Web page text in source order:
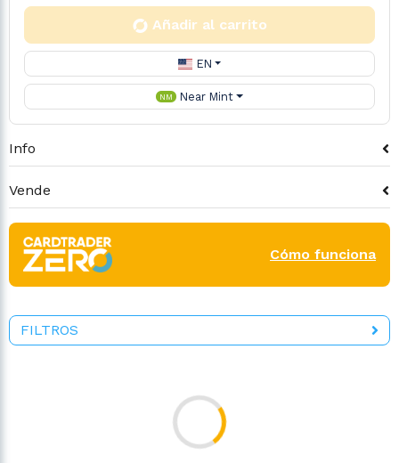
Añadir al carrito
EN
NM Near Mint
Info
Vende
Cómo funciona
FILTROS